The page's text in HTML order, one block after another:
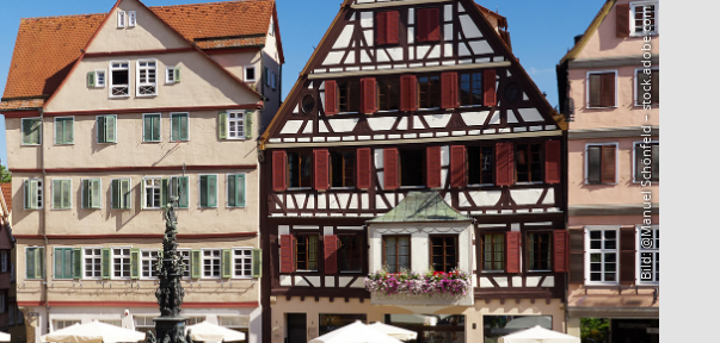
Bild: @Manuel Schönfeld – stock.adobe.com